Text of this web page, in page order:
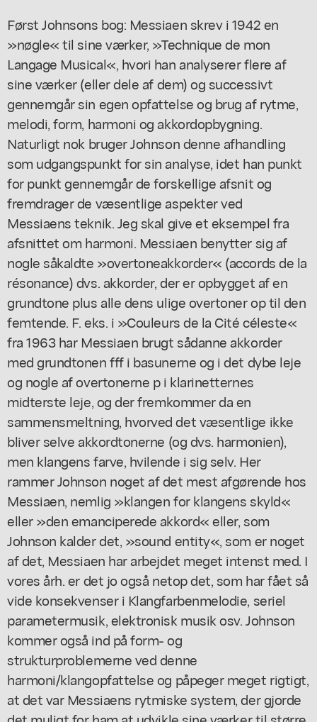
Først Johnsons bog: Messiaen skrev i 1942 en
»nøgle« til sine værker, »Technique de mon
Langage Musical«, hvori han analyserer flere af
sine værker (eller dele af dem) og successivt
gennemgår sin egen opfattelse og brug af rytme,
melodi, form, harmoni og akkordopbygning.
Naturligt nok bruger Johnson denne afhandling
som udgangspunkt for sin analyse, idet han punkt
for punkt gennemgår de forskellige afsnit og
fremdrager de væsentlige aspekter ved
Messiaens teknik. Jeg skal give et eksempel fra
afsnittet om harmoni. Messiaen benytter sig af
nogle såkaldte »overtoneakkorder« (accords de la
résonance) dvs. akkorder, der er opbygget af en
grundtone plus alle dens ulige overtoner op til den
femtende. F. eks. i »Couleurs de la Cité céleste«
fra 1963 har Messiaen brugt sådanne akkorder
med grundtonen fff i basunerne og i det dybe leje
og nogle af overtonerne p i klarinetternes
midterste leje, og der fremkommer da en
sammensmeltning, hvorved det væsentlige ikke
bliver selve akkordtonerne (og dvs. harmonien),
men klangens farve, hvilende i sig selv. Her
rammer Johnson noget af det mest afgørende hos
Messiaen, nemlig »klangen for klangens skyld«
eller »den emanciperede akkord« eller, som
Johnson kalder det, »sound entity«, som er noget
af det, Messiaen har arbejdet meget intenst med. I
vores årh. er det jo også netop det, som har fået så
vide konsekvenser i Klangfarbenmelodie, seriel
parametermusik, elektronisk musik osv. Johnson
kommer også ind på form- og
strukturproblemerne ved denne
harmoni/klangopfattelse og påpeger meget rigtigt,
at det var Messiaens rytmiske system, der gjorde